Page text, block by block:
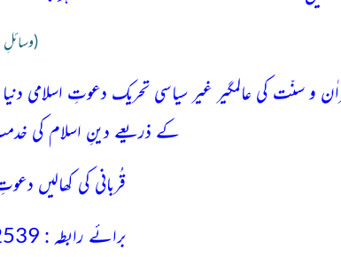
(وسائلِ
کے ذریعے دینِ اسلام کی
قُربانی کی کھالیں
برائے رابطہ : 02137132539